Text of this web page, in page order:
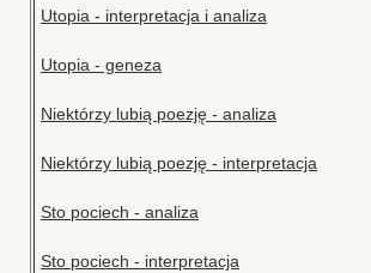
Utopia - interpretacja i analiza
Utopia - geneza
Niektórzy lubią poezję - analiza
Niektórzy lubią poezję - interpretacja
Sto pociech - analiza
Sto pociech - interpretacja